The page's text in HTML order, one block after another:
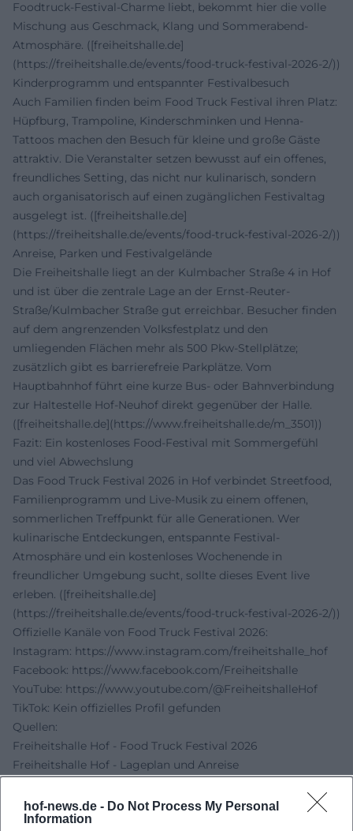
hof-news.de - Do Not Process My Personal
Information
Foodtruck-Festival-Charme liebt, bekommt hier die volle
Mischung aus Geschmack, Klang und Sommerabend-
Atmosphäre. ([freiheitshalle.de]
(https://freiheitshalle.de/events/food-truck-festival-2026-2/))
Kinderprogramm und entspannter Festivalbesuch
Auch Familien finden beim Food Truck Festival ihren Platz:
Hüpfburg, Trampoline, Kinderschminken und Henna-
Tattoos machen den Besuch für kleine und große Gäste
attraktiv. Die Veranstalter setzen bewusst auf ein offenes,
freundliches Setting, das nicht nur kulinarisch, sondern
auch organisatorisch auf einen zugänglichen Festivaltag
ausgelegt ist. ([freiheitshalle.de]
(https://freiheitshalle.de/events/food-truck-festival-2026-2/))
Anreise, Parken und Festivalgelände
Die Freiheitshalle liegt an der Kulmbacher Straße 4 in Hof
und ist über die zentrale Lage an der Ernst-Reuter-
Straße/Kulmbacher Straße gut erreichbar. Besucher finden
auf dem angrenzenden Volksfestplatz und den
umliegenden Flächen mehr als 500 Pkw-Stellplätze;
zusätzlich gibt es barrierefreie Parkplätze. Vom
Hauptbahnhof führt eine kurze Bus- oder Bahnverbindung
zur Haltestelle Hof-Neuhof direkt gegenüber der Halle.
([freiheitshalle.de](https://www.freiheitshalle.de/m_3501))
Fazit: Ein kostenloses Food-Festival mit Sommergefühl
und viel Abwechslung
Das Food Truck Festival 2026 in Hof verbindet Streetfood,
Familienprogramm und Live-Musik zu einem offenen,
sommerlichen Treffpunkt für alle Generationen. Wer
kulinarische Entdeckungen, entspannte Festival-
Atmosphäre und ein kostenloses Wochenende in
freundlicher Umgebung sucht, sollte dieses Event live
erleben. ([freiheitshalle.de]
(https://freiheitshalle.de/events/food-truck-festival-2026-2/))
Offizielle Kanäle von Food Truck Festival 2026:
Instagram: https://www.instagram.com/freiheitshalle_hof
Facebook: https://www.facebook.com/Freiheitshalle
YouTube: https://www.youtube.com/@FreiheitshalleHof
TikTok: Kein offizielles Profil gefunden
Quellen:
Freiheitshalle Hof - Food Truck Festival 2026
Freiheitshalle Hof - Lageplan und Anreise
Foodtruck-Festivals - Food Truck Festival Hof 2026
Facebook - Eventseite Food Truck Festival Hof 2026